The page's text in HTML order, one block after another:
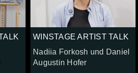
WINSTAGE ARTIST TALK
Nadiia Forkosh und Daniel
Augustin Hofer